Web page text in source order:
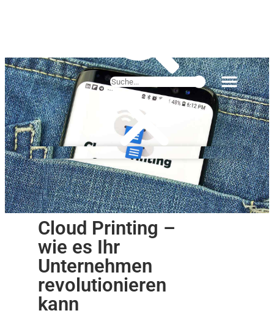
Cloud Printing –
wie es Ihr
Unternehmen
revolutionieren
kann